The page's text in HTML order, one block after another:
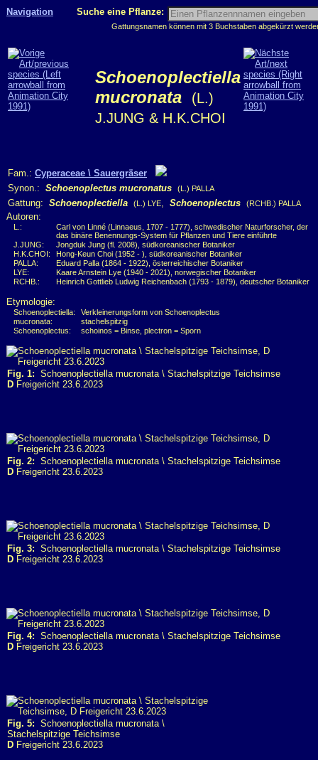
Navigation Suche eine Pflanze:
Gattungsnamen können mit 3 Buchstaben abgekürzt
Schoenoplectiella
mucronata
(L.)
J.JUNG & H.K.CHOI
Fam.: Cyperaceae \ Sauergräser
Synon.: Schoenoplectus mucronatus (L.) PALLA
Gattung: Schoenoplectiella (L.) LYE, Schoenoplectus (RCHB.) PALLA
Autoren:
L.:
Carl von Linné (Linnaeus, 1707 - 1777), schwedischer Naturforscher, der
das binäre Benennungs-System für Pflanzen und Tiere einführte
J.JUNG:
Jongduk Jung (fl. 2008), südkoreanischer Botaniker
H.K.CHOI:
Hong-Keun Choi (1952 - ), südkoreanischer Botaniker
PALLA:
Eduard Palla (1864 - 1922), österreichischer Botaniker
LYE:
Kaare Arnstein Lye (1940 - 2021), norwegischer Botaniker
RCHB.:
Heinrich Gottlieb Ludwig Reichenbach (1793 - 1879), deutscher Botaniker
Etymologie:
Schoenoplectiella:
Verkleinerungsform von Schoenoplectus
mucronata:
stachelspitzig
Schoenoplectus:
schoinos = Binse, plectron = Sporn
Fig. 1: Schoenoplectiella mucronata \ Stachelspitzige Teichsimse
D Freigericht 23.6.2023
Fig. 2: Schoenoplectiella mucronata \ Stachelspitzige Teichsimse
D Freigericht 23.6.2023
Fig. 3: Schoenoplectiella mucronata \ Stachelspitzige Teichsimse
D Freigericht 23.6.2023
Fig. 4: Schoenoplectiella mucronata \ Stachelspitzige Teichsimse
D Freigericht 23.6.2023
Fig. 5: Schoenoplectiella mucronata \
Stachelspitzige Teichsimse
D Freigericht 23.6.2023